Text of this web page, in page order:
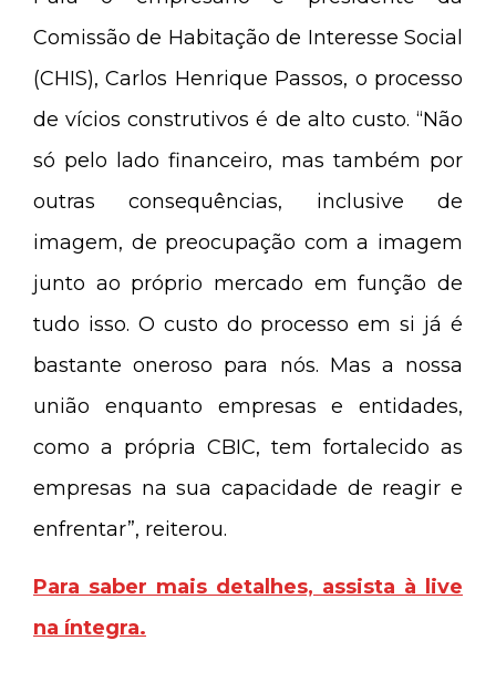
Comissão de Habitação de Interesse Social
(CHIS), Carlos Henrique Passos, o processo
de vícios construtivos é de alto custo. “Não
só pelo lado financeiro, mas também por
outras consequências, inclusive de
imagem, de preocupação com a imagem
junto ao próprio mercado em função de
tudo isso. O custo do processo em si já é
bastante oneroso para nós. Mas a nossa
união enquanto empresas e entidades,
como a própria CBIC, tem fortalecido as
empresas na sua capacidade de reagir e
enfrentar”, reiterou.
Para saber mais detalhes, assista à live
na íntegra.